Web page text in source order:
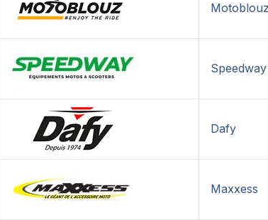
Motoblouz
Speedway
Dafy
Maxxess